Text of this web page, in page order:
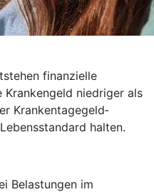
finanzielle
Krankengeld niedriger als
Krankentagegeld­
halten.
Belastungen im